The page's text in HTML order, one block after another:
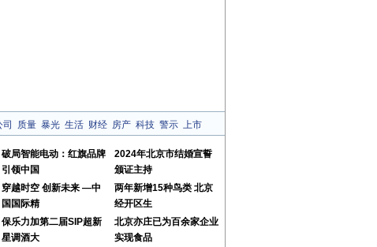
司 质量 暴光 生活 财经 房产 科技 警示 上市
破局智能电动：红旗品牌
引领中国
2024年北京市结婚宣誓
颁证主持
穿越时空 创新未来 —中
国国际精
两年新增15种鸟类 北京
经开区生
保乐力加第二届SIP超新
星调酒大
北京亦庄已为百余家企业
实现食品